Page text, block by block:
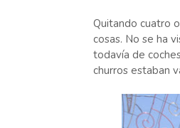
Quitando cuatro
cosas. No se ha
todavía de
churros estaban